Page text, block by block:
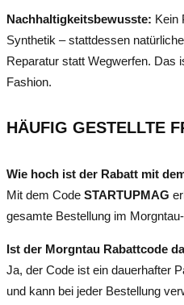
Nachhaltigkeitsbewusste: Kein
Synthetik – stattdessen
Reparatur statt Wegwerfen. Das
Fashion.
HÄUFIG GESTELLTE
Wie hoch ist der Rabatt mit
Mit dem Code STARTUPMAG
gesamte Bestellung im
Ist der Morgntau Rabattcode
Ja, der Code ist ein dauerhafter
und kann bei jeder Bestellung